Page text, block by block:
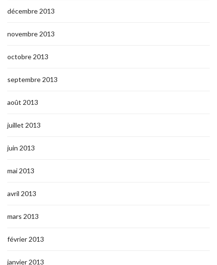
décembre 2013
novembre 2013
octobre 2013
septembre 2013
août 2013
juillet 2013
juin 2013
mai 2013
avril 2013
mars 2013
février 2013
janvier 2013